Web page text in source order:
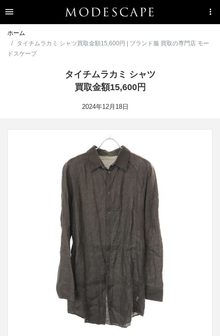
ホーム
タイチムラカミ シャツ買取金額15,600円 | ブランド服 買取の専門店 モー
ドスケープ
タイチムラカミ シャツ
買取金額15,600円
2024年12月18日